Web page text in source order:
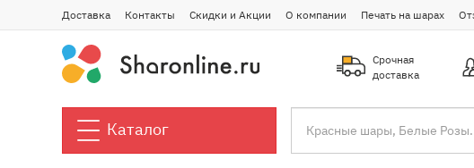
Доставка Контакты Скидки и Акции О компании Печать на шарах
Срочная
доставка
Каталог